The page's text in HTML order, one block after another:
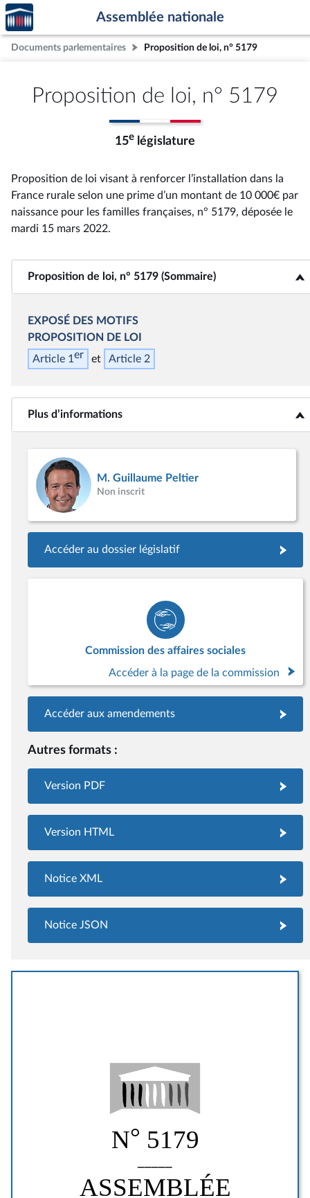
Aller au contenu
Aller en bas de la page
Accèder
à la
page
d'accueil
Assemblée nationale
Documents parlementaires Proposition de loi, n° 5179
Proposition de loi, n° 5179
15e législature
Proposition de loi visant à renforcer l’installation dans la
France rurale selon une prime d’un montant de 10 000€ par
naissance pour les familles françaises, n° 5179, déposée le
mardi 15 mars 2022.
Proposition de loi, n° 5179 (Sommaire)
<b>Proposition de loi, n° 5179 (Sommaire)</b>
EXPOSÉ DES MOTIFS
PROPOSITION DE LOI
Article 1er Article 2
Plus d’informations<b>Plus d’informations</b>
M. Guillaume Peltier
Non inscrit
Accéder au dossier législatif
Commission des affaires sociales
Accéder à la page de la commission
Accéder aux amendements
Autres formats :
Version PDF
Version HTML
Notice XML
Notice JSON